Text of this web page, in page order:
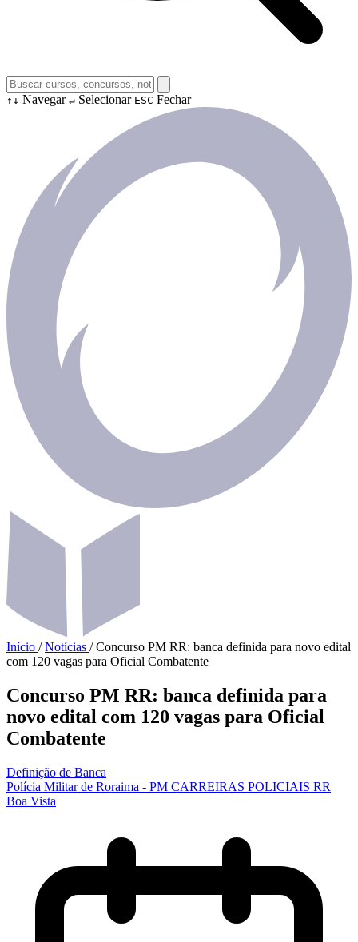
↑↓ Navegar ↵ Selecionar ESC Fechar
Início / Notícias / Concurso PM RR: banca definida para novo edital
com 120 vagas para Oficial Combatente
Concurso PM RR: banca definida para
novo edital com 120 vagas para Oficial
Combatente
Definição de Banca
Polícia Militar de Roraima - PM CARREIRAS POLICIAIS RR
Boa Vista